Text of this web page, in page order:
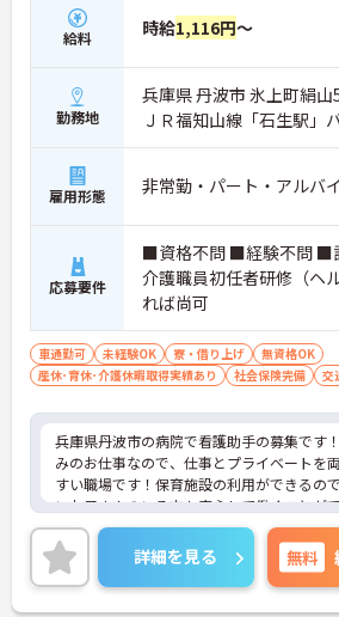
給料 時給1,116円～
勤務地
兵庫県 丹波市 氷上町絹山
ＪＲ福知山線「石生駅」
雇用形態 非常勤・パート・アルバ
応募要件
■資格不問 ■経験不問 ■
介護職員初任者研修（ヘ
れば尚可
車通勤可 未経験OK 寮・借り上げ
無資格OK
産休･育休･介護休暇取得実績あり
社会保険完備 交
兵庫県丹波市の病院で看護助手の募集です
みのお仕事なので、仕事とプライベートを
すい職場です！保育施設の利用ができるの
いお子さんのいる方も安心して働くことが
す！ご興味のある方は、面接ポイントをお
すので、お気軽にご連絡ください。
詳細を見る 無料